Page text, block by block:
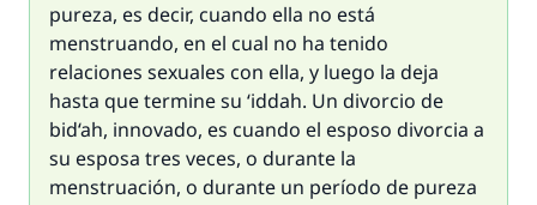
pureza, es decir, cuando ella no está
menstruando, en el cual no ha tenido
relaciones sexuales con ella, y luego la deja
hasta que termine su ‘iddah. Un divorcio de
bid‘ah, innovado, es cuando el esposo divorcia a
su esposa tres veces, o durante la
menstruación, o durante un período de pureza